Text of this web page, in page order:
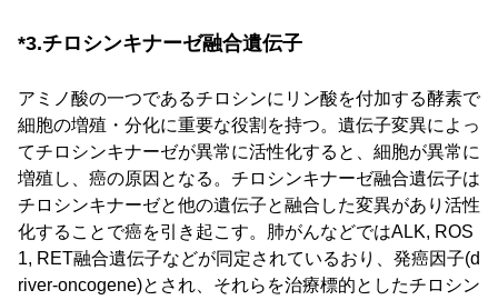
*3.チロシンキナーゼ融合遺伝子
アミノ酸の一つであるチロシンにリン酸を付加する酵素で
細胞の増殖・分化に重要な役割を持つ。遺伝子変異によっ
てチロシンキナーゼが異常に活性化すると、細胞が異常に
増殖し、癌の原因となる。チロシンキナーゼ融合遺伝子は
チロシンキナーゼと他の遺伝子と融合した変異があり活性
化することで癌を引き起こす。肺がんなどではALK, ROS
1, RET融合遺伝子などが同定されているおり、発癌因子(d
river-oncogene)とされ、それらを治療標的としたチロシン